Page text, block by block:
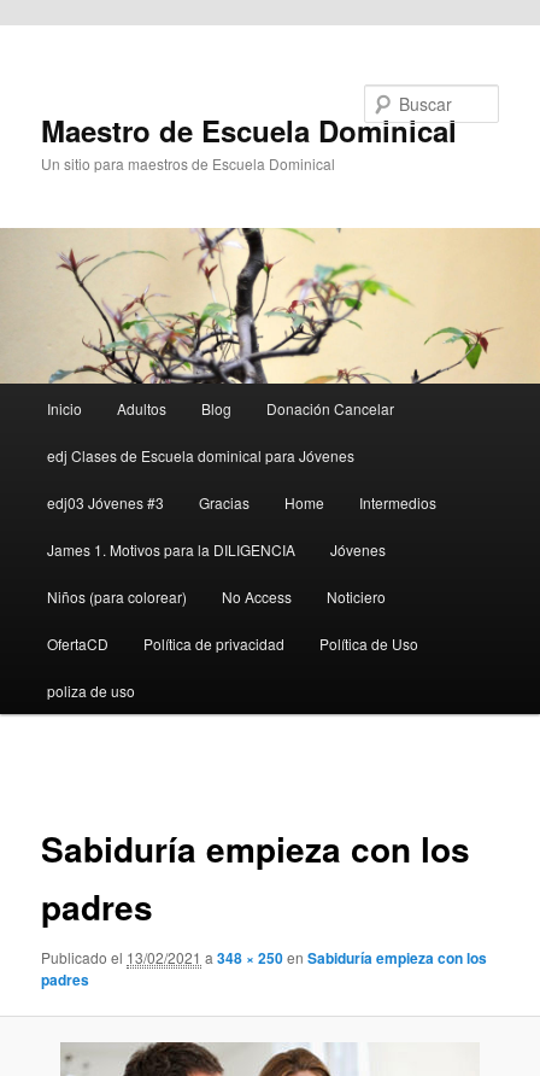
Maestro de Escuela Dominical
Un sitio para maestros de Escuela Dominical
principal
Inicio Adultos Blog Donación Cancelar
edj Clases de Escuela dominical para Jóvenes
edj03 Jóvenes #3 Gracias Home Intermedios
James 1. Motivos para la DILIGENCIA Jóvenes
Niños (para colorear) No Access Noticiero
OfertaCD Política de privacidad Política de Uso
poliza de uso
Sabiduría empieza con los
padres
Publicado el 13/02/2021 a348 × 250enSabiduría empieza con los
padres